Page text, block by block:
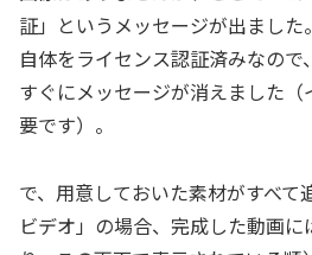
証」というメッセージが出まし
自体をライセンス認証済みなの
すぐにメッセージが消えました
要です）。
で、用意しておいた素材がすべて
ビデオ」の場合、完成した動画